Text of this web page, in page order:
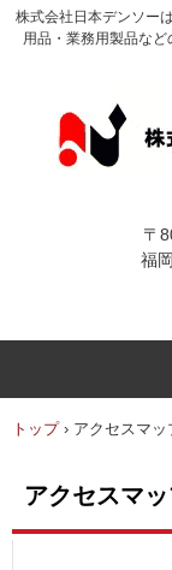
株式会社日本デンソー
用品・業務用製品な
〒
福
トップ › アクセスマッ
アクセスマ